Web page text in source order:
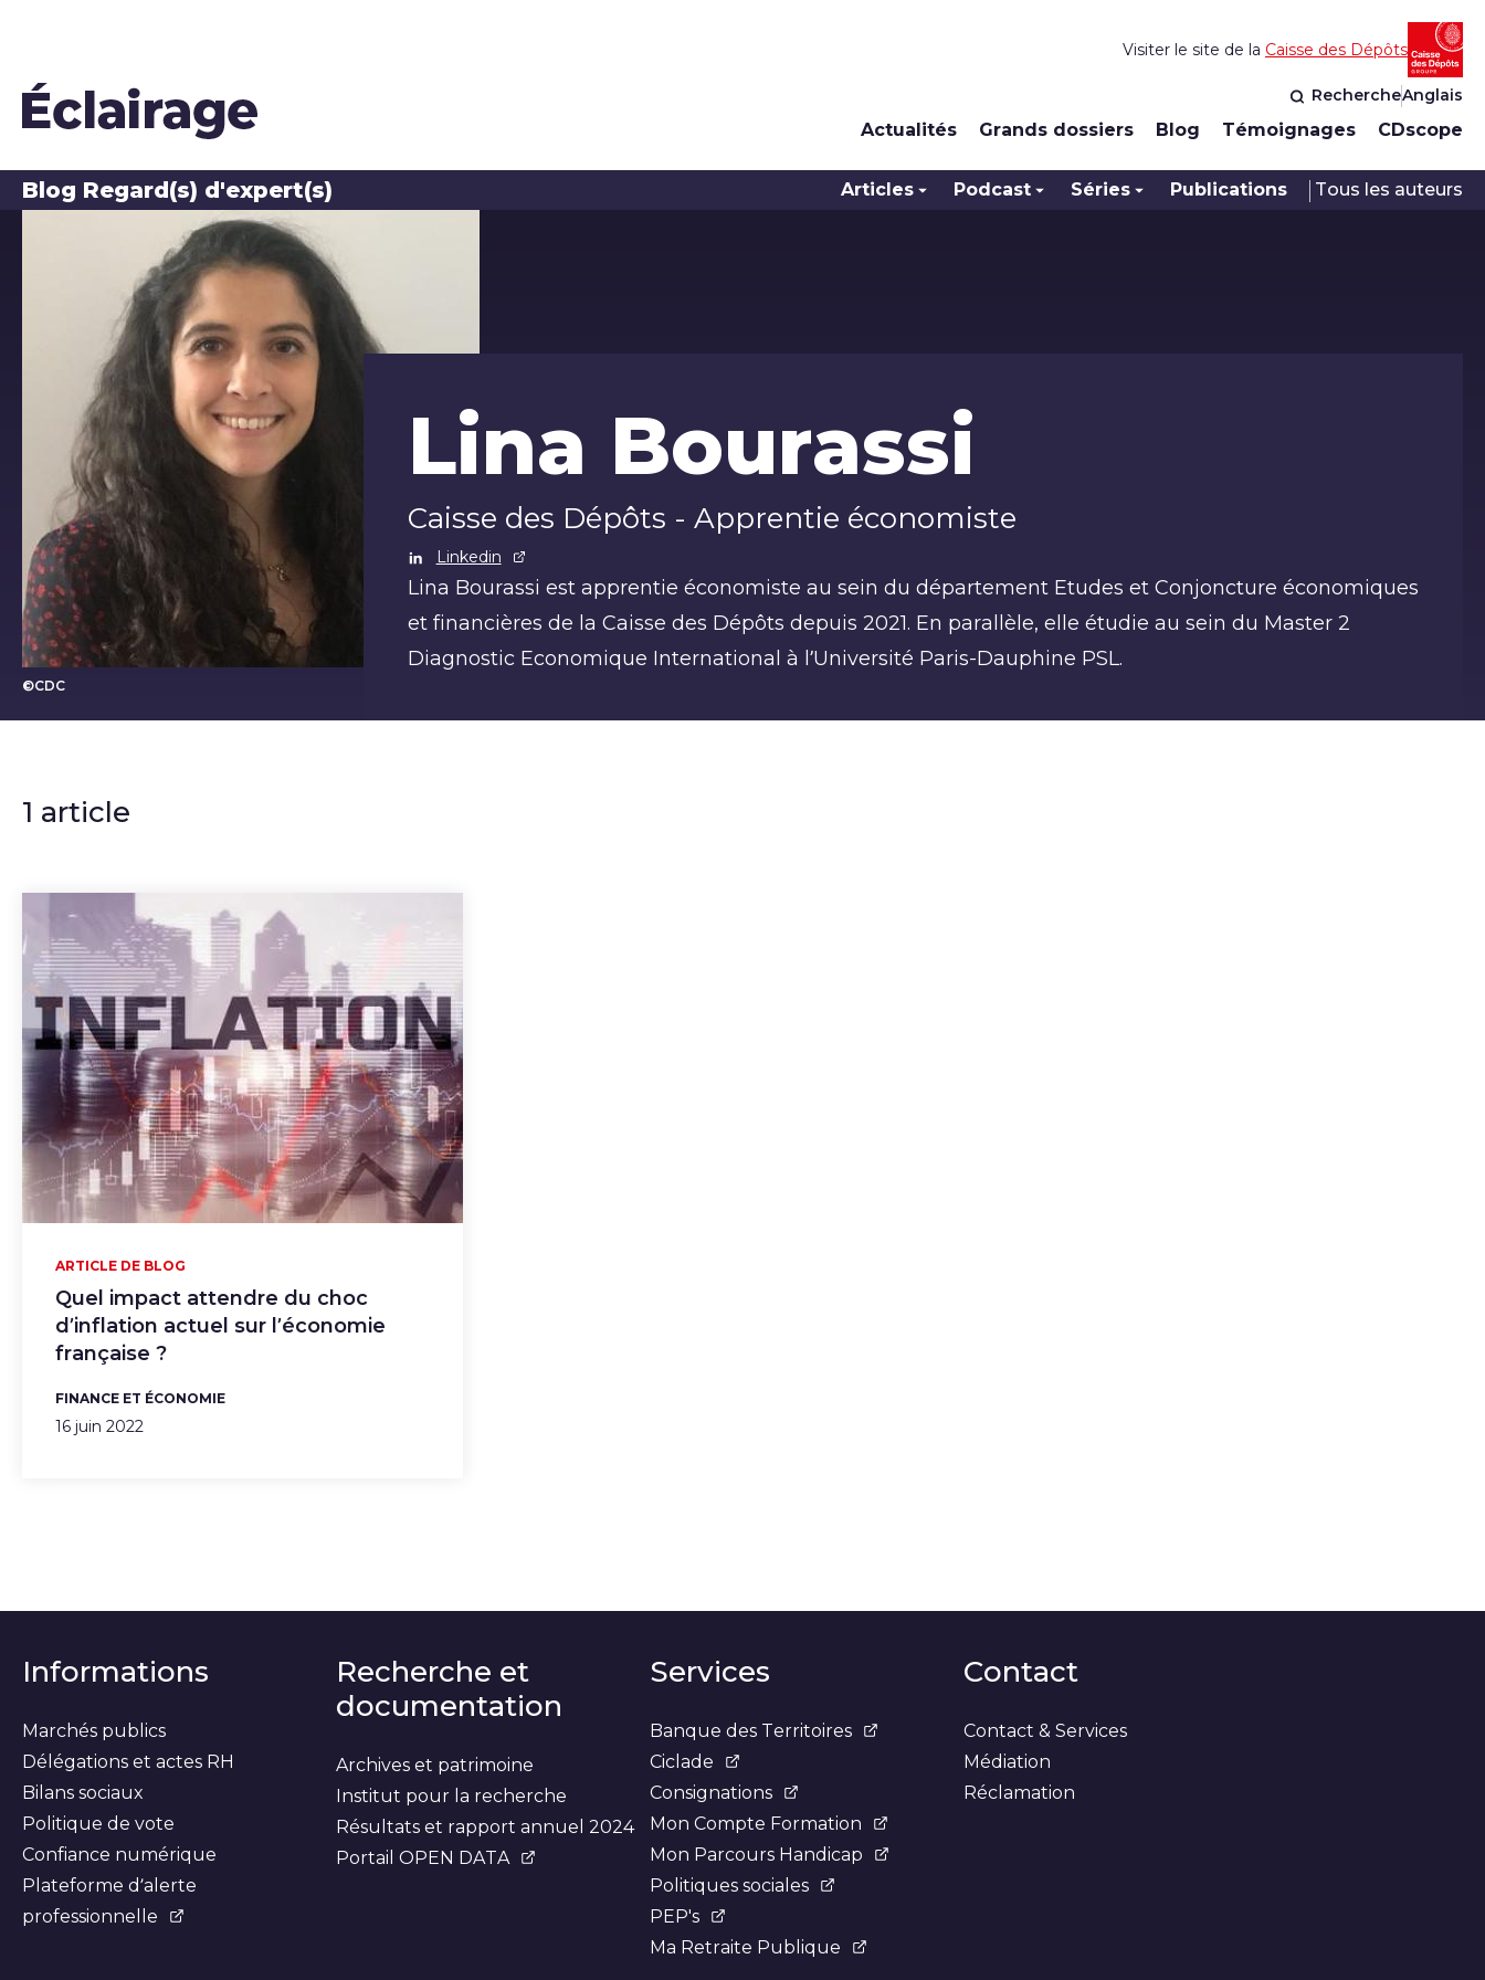
Actualités Grands dossiers Blog Témoignages CDscope
RechercheAnglais
Visiter le site de la Caisse des Dépôts
Blog Regard(s) d'expert(s) Articles Podcast Séries Publications Tous les auteurs
Les auteurs du blog
Lina Bourassi
©CDC
Lina Bourassi
Caisse des Dépôts - Apprentie économiste
Linkedin
Lina Bourassi est apprentie économiste au sein du département Etudes et Conjoncture économiques
et financières de la Caisse des Dépôts depuis 2021. En parallèle, elle étudie au sein du Master 2
Diagnostic Economique International à l’Université Paris-Dauphine PSL.
1 article
Quel impact attendre du choc
d’inflation actuel sur l’économie
française ?
ARTICLE DE BLOG
FINANCE ET ÉCONOMIE
16 juin 2022
Informations
Marchés publics
Délégations et actes RH
Bilans sociaux
Politique de vote
Confiance numérique
Plateforme d’alerte
professionnelle
Recherche et
documentation
Archives et patrimoine
Institut pour la recherche
Résultats et rapport annuel 2024
Portail OPEN DATA
Services
Banque des Territoires
Ciclade
Consignations
Mon Compte Formation
Mon Parcours Handicap
Politiques sociales
PEP's
Ma Retraite Publique
Contact
Contact & Services
Médiation
Réclamation